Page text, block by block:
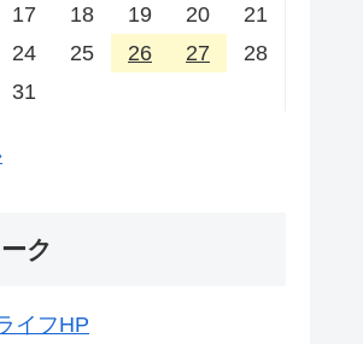
17 18 19 20
21
24 25 26 27
28
31
ク
イフHP